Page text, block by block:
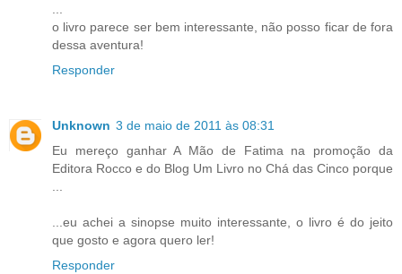
o livro parece ser bem interessante, não posso ficar de fora
dessa aventura!
Responder
Unknown 3 de maio de 2011 às 08:31
Eu mereço ganhar A Mão de Fatima na promoção da
Editora Rocco e do Blog Um Livro no Chá das Cinco porque
...eu achei a sinopse muito interessante, o livro é do jeito
que gosto e agora quero ler!
Responder